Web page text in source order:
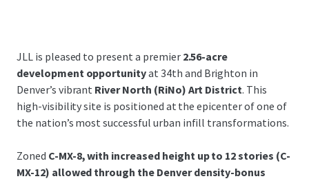
JLL is pleased to present a premier 2.56-acre
development opportunityat 34th and Brighton in
Denver’s vibrant River North (RiNo) Art District. This
high-visibility site is positioned at the epicenter of one of
the nation’s most successful urban infill transformations.
Zoned C-MX-8, with increased height up to 12 stories (C-
MX-12) allowed through the Denver density-bonus